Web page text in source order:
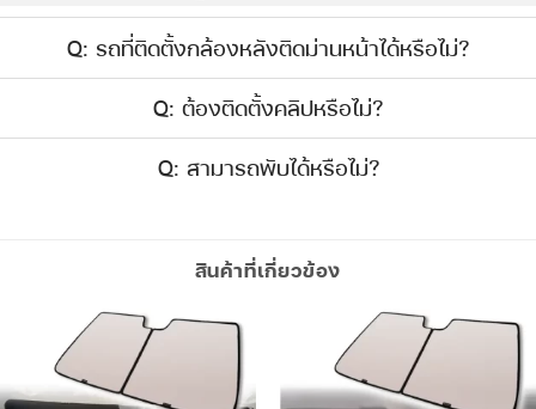
Q: รถที่ติดตั้งกล้องหลังติดม่านหน้าได้หรือไม่?
Q: ต้องติดตั้งคลิปหรือไม่?
Q: สามารถพับได้หรือไม่?
สินค้าที่เกี่ยวข้อง